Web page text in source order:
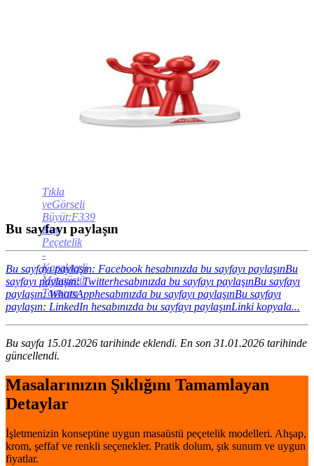
Tıkla
veGörseli
Büyüt:F339
Bay
Peçetelik
-
Karakterli
Masaüstü
Tasarım
Bu sayfayı paylaşın
Bu sayfayı paylaşın: Facebook hesabınızda bu sayfayı paylaşınBu
sayfayı paylaşın: Twitterhesabınızda bu sayfayı paylaşınBu sayfayı
paylaşın: WhatsApphesabınızda bu sayfayı paylaşınBu sayfayı
paylaşın: LinkedIn hesabınızda bu sayfayı paylaşınLinki kopyala...
Bu sayfa 15.01.2026 tarihinde eklendi. En son 31.01.2026 tarihinde
güncellendi.
Masalarınızın Şıklığını Tamamlayan
Detaylar
İşletmenizin konseptine uygun masaüstü peçetelik modelleri. Ahşap,
krom, şeffaf ve renkli seçenekler. Pratik dolum, şık sunum ve uygun
fiyatlar.